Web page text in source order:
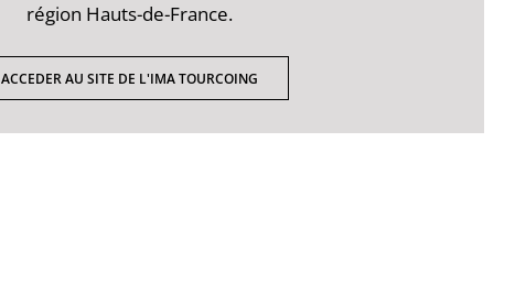
région Hauts-de-France.
ACCEDER AU SITE DE L'IMA TOURCOING